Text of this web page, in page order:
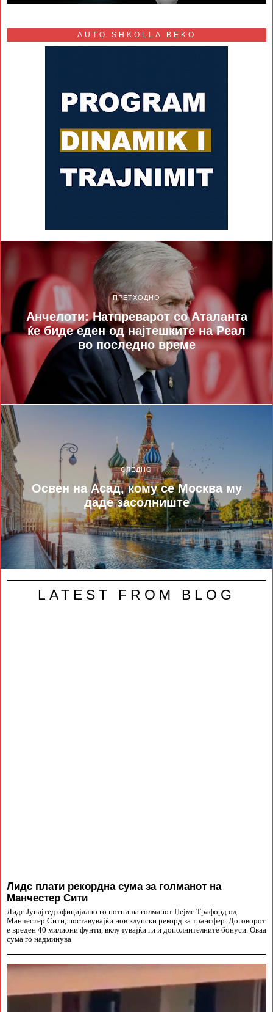
AUTO SHKOLLA BEKO
ПРЕТХОДНО
Анчелоти: Натпреварот со Аталанта
ќе биде еден од најтешките на Реал
во последно време
СЛЕДНО
Освен на Асад, кому се Москва му
даде засолниште
LATEST FROM BLOG
Лидс плати рекордна сума за голманот на
Манчестер Сити
Лидс Јунајтед официјално го потпиша голманот Џејмс Трафорд од
Манчестер Сити, поставувајќи нов клупски рекорд за трансфер. Договорот
е вреден 40 милиони фунти, вклучувајќи ги и дополнителните бонуси. Оваа
сума го надминува